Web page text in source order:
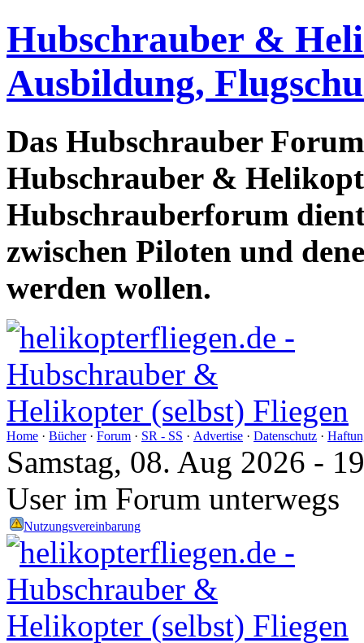
Hubschrauber &
Ausbildung,
Das Hubschrauber
Hubschrauber &
Hubschrauberforum
zwischen Piloten und
werden wollen.
Home · Bücher· Forum · SR - SS · Advertise · Datenschutz ·
Samstag, 08. Aug 2026 -
User im Forum unterwegs
Nutzungsvereinbarung